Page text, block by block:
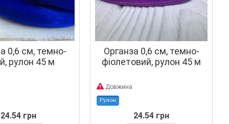
0,6 см, темно-
рулон 45 м
24.54 грн
Органза 0,6 см, темно-
фіолетовий, рулон 45 м
Довжина
Рулон
24.54 грн